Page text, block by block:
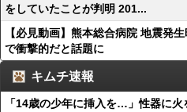
をしていたことが判明 201...
【必見動画】熊本総合病院 地震発
で衝撃的だと話題に
キムチ速報
「14歳の少年に挿入を…」性器に